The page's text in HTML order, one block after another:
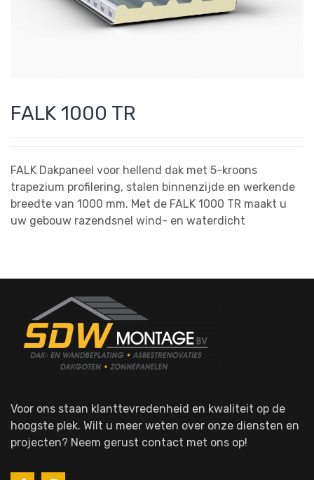
FALK 1000 TR
FALK Dakpaneel voor hellend dak met 5-kroons
trapezium profilering, stalen binnenzijde en werkende
breedte van 1000 mm. Met de FALK 1000 TR maakt u
uw gebouw razendsnel wind- en waterdicht
Voor ons staan klanttevredenheid en kwaliteit op de
hoogste plek. Wilt u meer weten over onze diensten en
projecten? Neem gerust contact met ons op!